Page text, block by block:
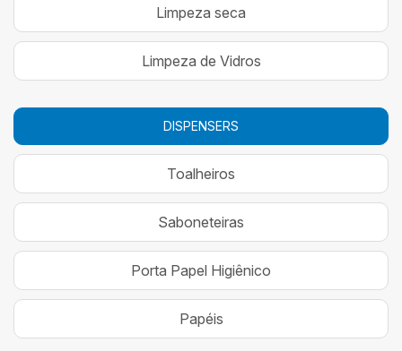
Limpeza seca
Limpeza de Vidros
DISPENSERS
Toalheiros
Saboneteiras
Porta Papel Higiênico
Papéis